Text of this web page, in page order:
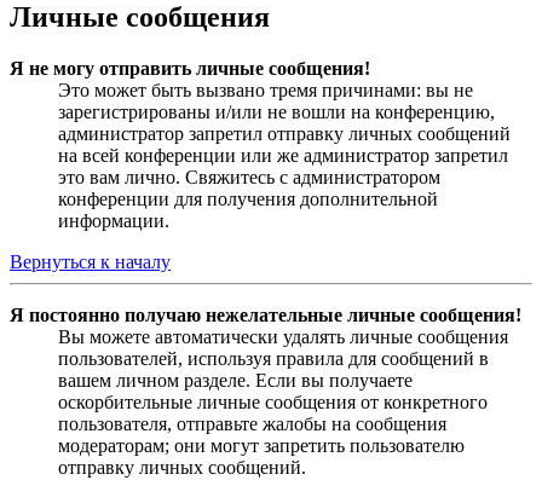
Личные сообщения
Я не могу отправить личные сообщения!
Это может быть вызвано тремя причинами: вы не
зарегистрированы и/или не вошли на конференцию,
администратор запретил отправку личных сообщений
на всей конференции или же администратор запретил
это вам лично. Свяжитесь с администратором
конференции для получения дополнительной
информации.
Вернуться к началу
Я постоянно получаю нежелательные личные сообщения!
Вы можете автоматически удалять личные сообщения
пользователей, используя правила для сообщений в
вашем личном разделе. Если вы получаете
оскорбительные личные сообщения от конкретного
пользователя, отправьте жалобы на сообщения
модераторам; они могут запретить пользователю
отправку личных сообщений.